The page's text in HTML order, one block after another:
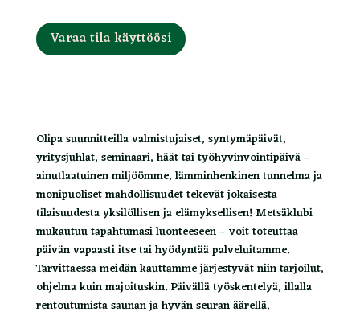
Varaa tila käyttöösi
Olipa suunnitteilla valmistujaiset, syntymäpäivät,
yritysjuhlat, seminaari, häät tai työhyvinvointipäivä –
ainutlaatuinen miljöömme, lämminhenkinen tunnelma ja
monipuoliset mahdollisuudet tekevät jokaisesta
tilaisuudesta yksilöllisen ja elämyksellisen! Metsäklubi
mukautuu tapahtumasi luonteeseen – voit toteuttaa
päivän vapaasti itse tai hyödyntää palveluitamme.
Tarvittaessa meidän kauttamme järjestyvät niin tarjoilut,
ohjelma kuin majoituskin. Päivällä työskentelyä, illalla
rentoutumista saunan ja hyvän seuran äärellä.